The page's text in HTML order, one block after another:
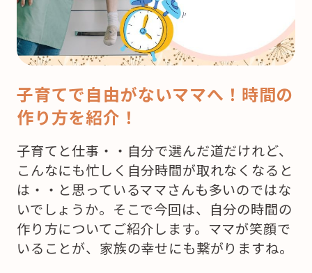
子育てで自由がないママへ！時間の
作り方を紹介！
子育てと仕事・・自分で選んだ道だけれど、
こんなにも忙しく自分時間が取れなくなると
は・・と思っているママさんも多いのではな
いでしょうか。そこで今回は、自分の時間の
作り方についてご紹介します。ママが笑顔で
いることが、家族の幸せにも繋がりますね。